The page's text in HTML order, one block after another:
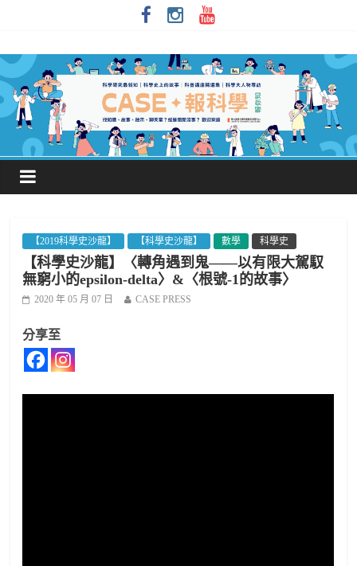
【2019科學史沙龍】 【科學史沙龍】 數學 科學史
【科學史沙龍】〈轉角遇到鬼——以有限大駕馭
無窮小的epsilon-delta〉&〈根號-1的故事〉
2020 年 05 月 07 日 CASE PRESS
分享至